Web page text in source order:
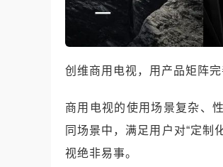
创维商用电视，用产品矩阵
商用电视的使用场景复杂、
同场景中，满足用户对“定制
视绝非易事。